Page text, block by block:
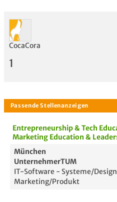
CocaCora
1
Entrepreneurship & Tech
Marketing Education &
München
UnternehmerTUM
IT-Software - Systeme/Design
Marketing/Produkt